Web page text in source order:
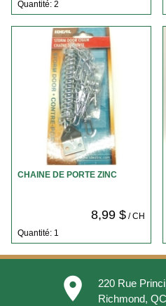
Quantité: 2
CHAINE DE PORTE ZINC
8,99 $/ CH
Quantité: 1
place
220 Rue
Richmond,